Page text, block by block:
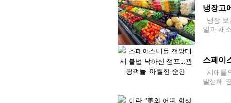
냉장고
냉장
일과 채
스페이
시애틀
발생해